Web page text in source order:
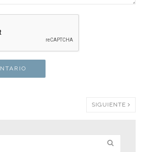
SIGUIENTE